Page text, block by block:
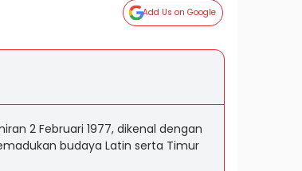
Add Us on Google
2 Februari 1977, dikenal dengan
budaya Latin serta Timur